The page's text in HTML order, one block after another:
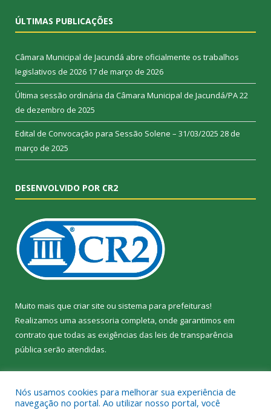
ÚLTIMAS PUBLICAÇÕES
Câmara Municipal de Jacundá abre oficialmente os trabalhos
legislativos de 2026 17 de março de 2026
Última sessão ordinária da Câmara Municipal de Jacundá/PA22
de dezembro de 2025
Edital de Convocação para Sessão Solene – 31/03/2025 28 de
março de 2025
DESENVOLVIDO POR CR2
Muito mais que criar site ou sistema para prefeituras!
Realizamos uma assessoria completa, onde garantimos em
contrato que todas as exigências das leis de transparência
pública serão atendidas.
Nós usamos cookies para melhorar sua experiência de
navegação no portal. Ao utilizar nosso portal, você